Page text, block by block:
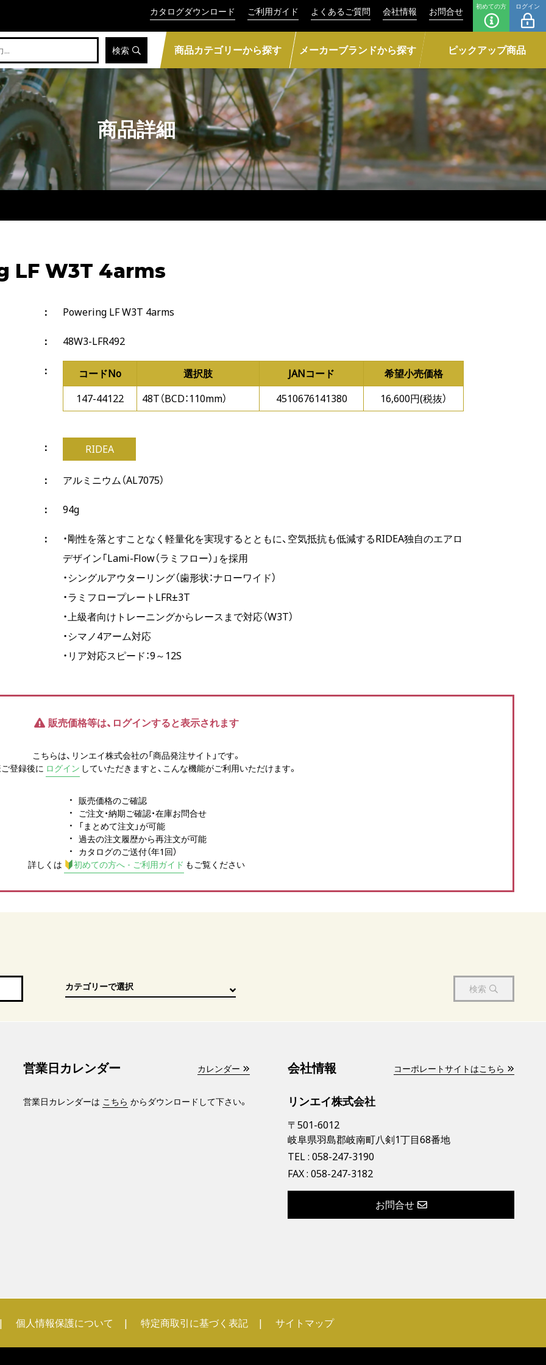
カタログダウンロード ご利用ガイド よくあるご質問 会社情報 お問合せ 初めての方 ログイン
検索 商品カテゴリーから探す メーカーブランドから探す ピックアップ商品
商品詳細
LF W3T 4arms
Powering LF W3T 4arms
48W3-LFR492
コードNo 選択肢 JANコード
希望小売価格
147-44122
48T（BCD：110mm） 4510676141380 16,600円(税抜）
RIDEA
アルミニウム（AL7075）
94g
・剛性を落とすことなく軽量化を実現するとともに、空気抵抗も低減するRIDEA独自のエアロ
デザイン「Lami-Flow（ラミフロー）」を採用
・シングルアウターリング（歯形状：ナローワイド）
・ラミフロープレートLFR±3T
・上級者向けトレーニングからレースまで対応（W3T）
・シマノ4アーム対応
・リア対応スピード：9～12S
販売価格等は、ログインすると表示されます
こちらは、リンエイ株式会社の「商品発注サイト」です。
登録後に ログイン していただきますと、こんな機能がご利用いただけます。
販売価格のご確認
ご注文・納期ご確認・在庫お問合せ
「まとめて注文」が可能
過去の注文履歴から再注文が可能
カタログのご送付（年1回）
詳しくは
初めての方へ - ご利用ガイド もご覧ください
検索
営業日カレンダー カレンダー
営業日カレンダーは こちら からダウンロードして下さい。
会社情報 コーポレートサイトはこちら
リンエイ株式会社
〒501-6012
岐阜県羽島郡岐南町八剣1丁目68番地
TEL : 058-247-3190
FAX : 058-247-3182
お問合せ
個人情報保護について 特定商取引に基づく表記 サイトマップ